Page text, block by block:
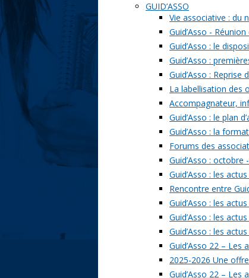
GUID’ASSO
Vie associative : du
Guid’Asso -
Guid’Asso : le
Guid’Asso :
Guid’Asso :
La labellisation des
Accompagnateur,
Guid’Asso : le plan
Guid’Asso : la
Forums des
Guid’Asso : octobre
Guid’Asso : les
Rencontre entre
Guid’Asso : les
Guid’Asso : les
Guid’Asso : les
Guid’Asso 22 – Les
2025-2026 Une
Guid’Asso 22 – Les